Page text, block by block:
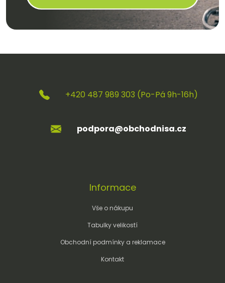
+420 487 989 303 (Po-Pá 9h-16h)
podpora@obchodnisa.cz
Informace
Vše o nákupu
Tabulky velikostí
Obchodní podmínky a reklamace
Kontakt